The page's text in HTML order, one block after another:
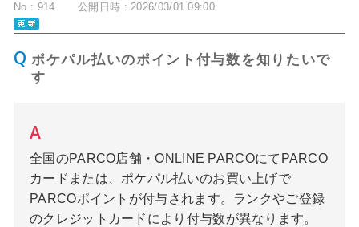
No : 914 公開日時 : 2026/03/01 09:00
ポケパル払いのポイント付与数を知りたいで
す
全国のPARCO店舗・ONLINE PARCOにてPARCO
カードまたは、ポケパル払いのお買い上げで
PARCOポイントが付与されます。ランクやご登録
のクレジットカードにより付与数が異なります。